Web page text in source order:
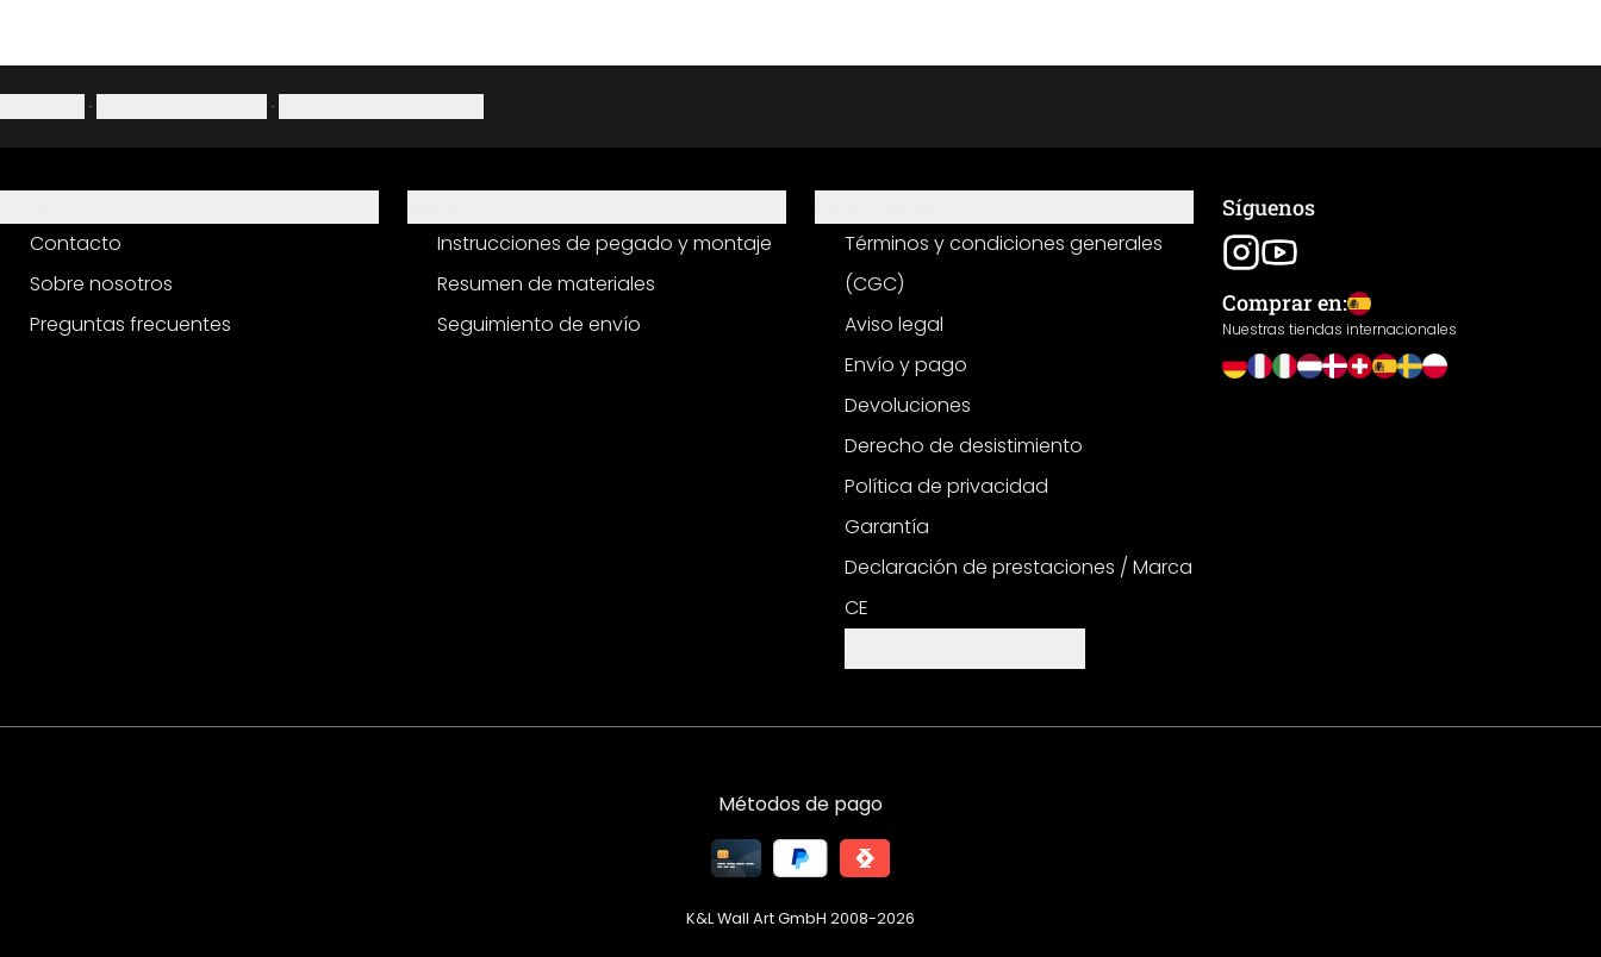
· ·
Contacto
Sobre nosotros
Preguntas frecuentes
Instrucciones de pegado y montaje
Resumen de materiales
Seguimiento de envío
Términos y condiciones generales
(CGC)
Aviso legal
Envío y pago
Devoluciones
Derecho de desistimiento
Política de privacidad
Garantía
Declaración de prestaciones / Marca
CE
Síguenos
Comprar en:
Nuestras tiendas internacionales
Métodos de pago
K&L Wall Art GmbH 2008-2026